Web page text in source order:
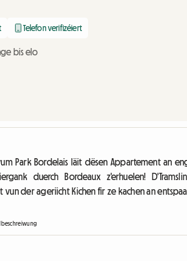
Telefon verifizéiert
bis elo
Park Bordelais läit dësen Appartement an
duerch Bordeaux z'erhuelen!
vun der ageriicht Kichen fir ze kachen an